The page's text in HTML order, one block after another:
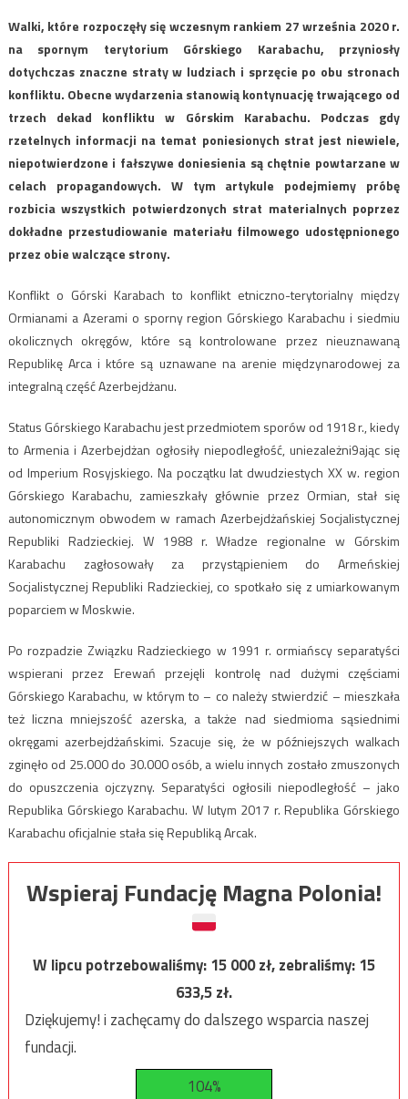
Walki, które rozpoczęły się wczesnym rankiem 27 września 2020 r.
na spornym terytorium Górskiego Karabachu, przyniosły
dotychczas znaczne straty w ludziach i sprzęcie po obu stronach
konfliktu. Obecne wydarzenia stanowią kontynuację trwającego od
trzech dekad konfliktu w Górskim Karabachu. Podczas gdy
rzetelnych informacji na temat poniesionych strat jest niewiele,
niepotwierdzone i fałszywe doniesienia są chętnie powtarzane w
celach propagandowych. W tym artykule podejmiemy próbę
rozbicia wszystkich potwierdzonych strat materialnych poprzez
dokładne przestudiowanie materiału filmowego udostępnionego
przez obie walczące strony.
Konflikt o Górski Karabach to konflikt etniczno-terytorialny między
Ormianami a Azerami o sporny region Górskiego Karabachu i siedmiu
okolicznych okręgów, które są kontrolowane przez nieuznawaną
Republikę Arca i które są uznawane na arenie międzynarodowej za
integralną część Azerbejdżanu.
Status Górskiego Karabachu jest przedmiotem sporów od 1918 r., kiedy
to Armenia i Azerbejdżan ogłosiły niepodległość, uniezależni9ając się
od Imperium Rosyjskiego. Na początku lat dwudziestych XX w. region
Górskiego Karabachu, zamieszkały głównie przez Ormian, stał się
autonomicznym obwodem w ramach Azerbejdżańskiej Socjalistycznej
Republiki Radzieckiej. W 1988 r. Władze regionalne w Górskim
Karabachu zagłosowały za przystąpieniem do Armeńskiej
Socjalistycznej Republiki Radzieckiej, co spotkało się z umiarkowanym
poparciem w Moskwie.
Po rozpadzie Związku Radzieckiego w 1991 r. ormiańscy separatyści
wspierani przez Erewań przejęli kontrolę nad dużymi częściami
Górskiego Karabachu, w którym to – co należy stwierdzić – mieszkała
też liczna mniejszość azerska, a także nad siedmioma sąsiednimi
okręgami azerbejdżańskimi. Szacuje się, że w późniejszych walkach
zginęło od 25.000 do 30.000 osób, a wielu innych zostało zmuszonych
do opuszczenia ojczyzny. Separatyści ogłosili niepodległość – jako
Republika Górskiego Karabachu. W lutym 2017 r. Republika Górskiego
Karabachu oficjalnie stała się Republiką Arcak.
Wspieraj Fundację Magna Polonia!
W lipcu potrzebowaliśmy:15 000zł, zebraliśmy:15
633,5zł.
Dziękujemy! i zachęcamy do dalszego wsparcia naszej
fundacji.
104%